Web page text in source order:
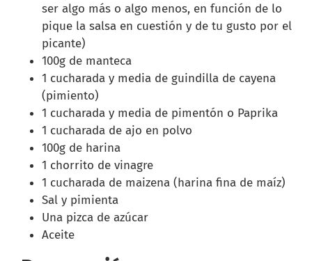
ser algo más o algo menos, en función de lo
pique la salsa en cuestión y de tu gusto por el
picante)
100g de manteca
1 cucharada y media de guindilla de cayena
(pimiento)
1 cucharada y media de pimentón o Paprika
1 cucharada de ajo en polvo
100g de harina
1 chorrito de vinagre
1 cucharada de maizena (harina fina de maíz)
Sal y pimienta
Una pizca de azúcar
Aceite